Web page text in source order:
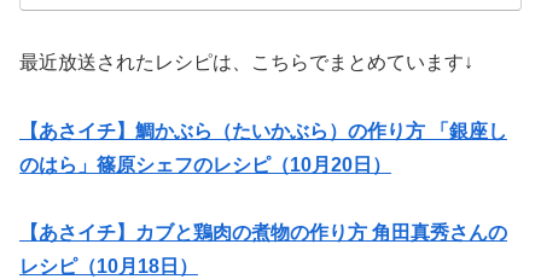
最近放送されたレシピは、こちらでまとめています↓
【あさイチ】鯛かぶら（たいかぶら）の作り方 「銀座し
のはら」篠原シェフのレシピ（10月20日）
【あさイチ】カブと鶏肉の煮物の作り方 角田真秀さんの
レシピ（10月18日）